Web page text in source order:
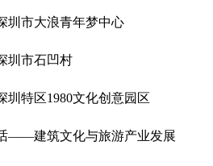
圳市大浪青年梦中心
圳市石凹村
圳特区1980文化创意园区
——建筑文化与旅游产业发展